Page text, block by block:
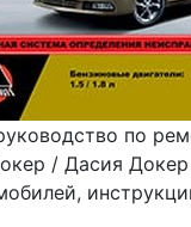
по
/ Дасия